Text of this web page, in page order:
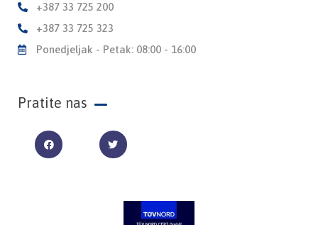
+387 33 725 200
+387 33 725 323
Ponedjeljak - Petak: 08:00 - 16:00
Pratite nas